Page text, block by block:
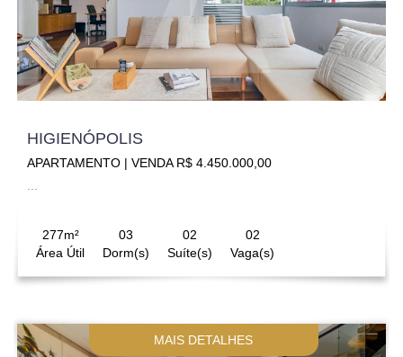
HIGIENÓPOLIS
APARTAMENTO | VENDA R$ 4.450.000,00
277m²
Área Útil
03
Dorm(s)
02
Suíte(s)
02
Vaga(s)
MAIS DETALHES